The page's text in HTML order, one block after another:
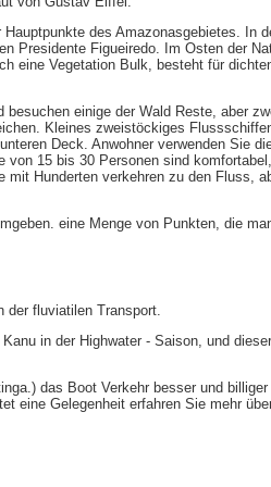
des Amazonasgebietes. In
Presidente Figueiredo. Im Osten der
eine Vegetation Bulk, besteht für
einige der Wald Reste, aber
Kleines zweistöckiges
Deck. Anwohner verwenden Sie
von 15 bis 30 Personen sind
Hunderten verkehren zu den Fluss,
eine Menge von Punkten, die
fluviatilen Transport.
in der Highwater - Saison, und
das Boot Verkehr besser und
eine Gelegenheit erfahren Sie mehr